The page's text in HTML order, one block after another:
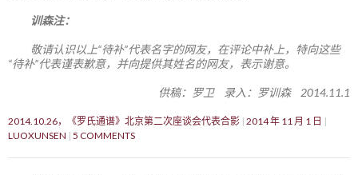
训森注：
敬请认识以上“待补”代表名字的网友，在评论中补上，特向这些
“待补”代表谨表歉意，并向提供其姓名的网友，表示谢意。
供稿：罗卫 录入：罗训森 2014.11.1
2014.10.26，《罗氏通谱》北京第二次座谈会代表合影 2014 年 11 月 1 日
LUOXUNSEN 5 COMMENTS